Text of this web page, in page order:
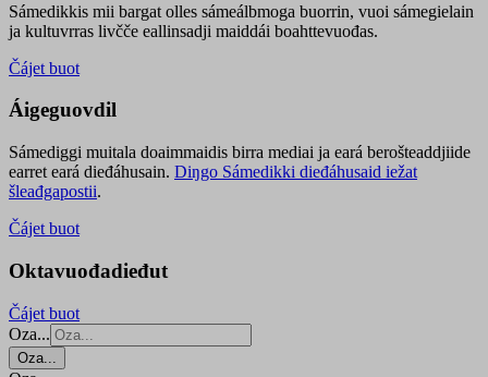
Sámedikkis mii bargat olles sámeálbmoga buorrin, vuoi sámegielain
ja kultuvrras livčče eallinsadji maiddái boahttevuođas.
Čájet buot
Áigeguovdil
Sámediggi muitala doaimmaidis birra mediai ja eará berošteaddjiide
earret eará dieđáhusain. Diŋgo Sámedikki dieđáhusaid iežat
šleađgapostii.
Čájet buot
Oktavuođadieđut
Čájet buot
Oza...
Oza...